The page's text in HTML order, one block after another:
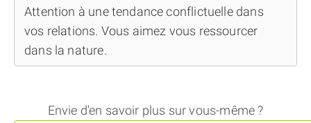
Attention à une tendance conflictuelle dans
vos relations. Vous aimez vous ressourcer
dans la nature.
Envie d'en savoir plus sur vous-même ?